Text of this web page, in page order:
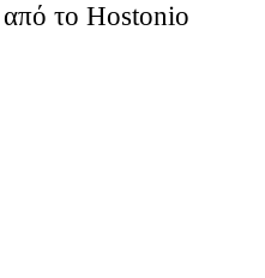
από το Hostonio